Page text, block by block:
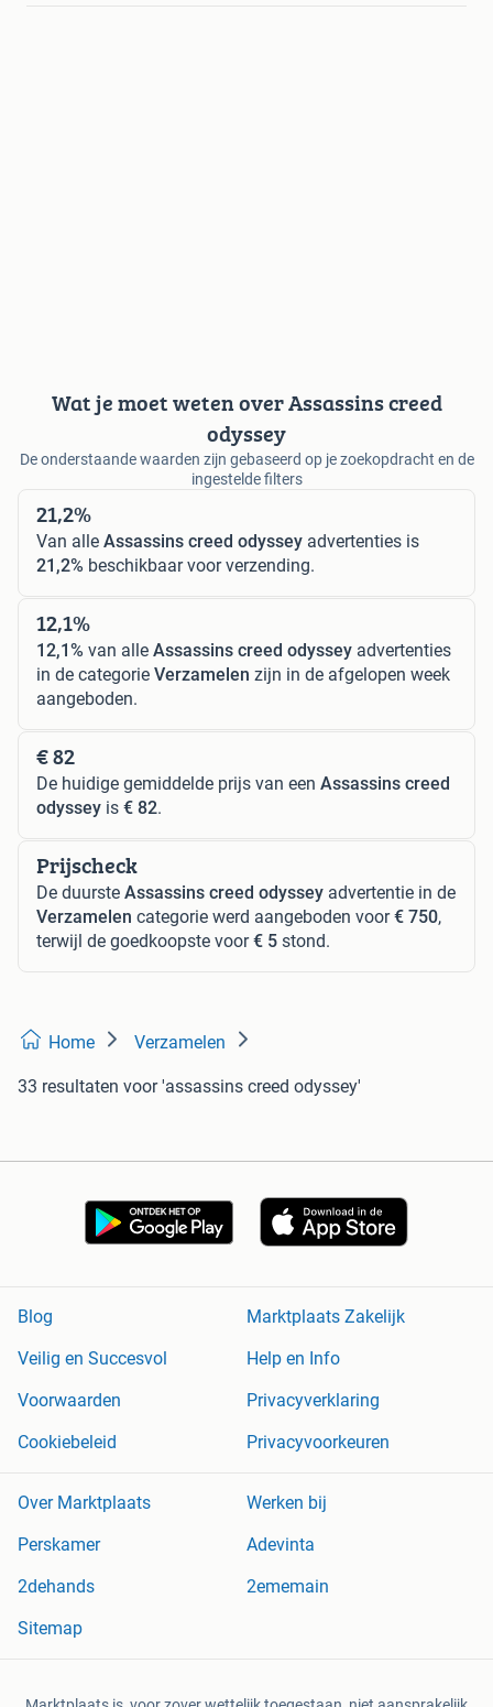
Wat je moet weten over Assassins creed
odyssey
De onderstaande waarden zijn gebaseerd op je zoekopdracht en de
ingestelde filters
21,2%
Van alle Assassins creed odyssey advertenties is
21,2% beschikbaar voor verzending.
12,1%
12,1% van alle Assassins creed odyssey advertenties
in de categorie Verzamelen zijn in de afgelopen week
aangeboden.
€ 82
De huidige gemiddelde prijs van een Assassins creed
odyssey is € 82.
Prijscheck
De duurste Assassins creed odyssey advertentie in de
Verzamelen categorie werd aangeboden voor€ 750,
terwijl de goedkoopste voor€ 5 stond.
Home Verzamelen
33 resultaten voor 'assassins creed odyssey'
Blog
Marktplaats Zakelijk
Veilig en Succesvol
Help en Info
Voorwaarden
Privacyverklaring
Cookiebeleid
Privacyvoorkeuren
Over Marktplaats
Werken bij
Perskamer
Adevinta
2dehands
2ememain
Sitemap